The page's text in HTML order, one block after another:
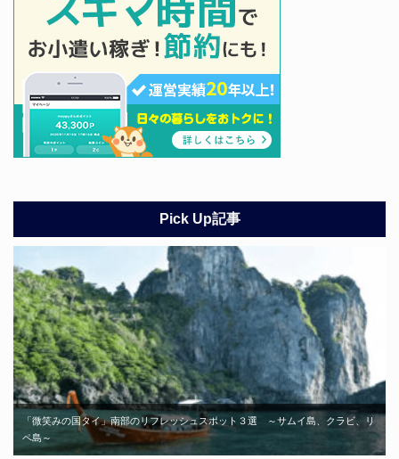
Pick Up記事
「微笑みの国タイ」南部のリフレッシュスポット３選 ～サムイ島、クラビ、リ
ペ島～